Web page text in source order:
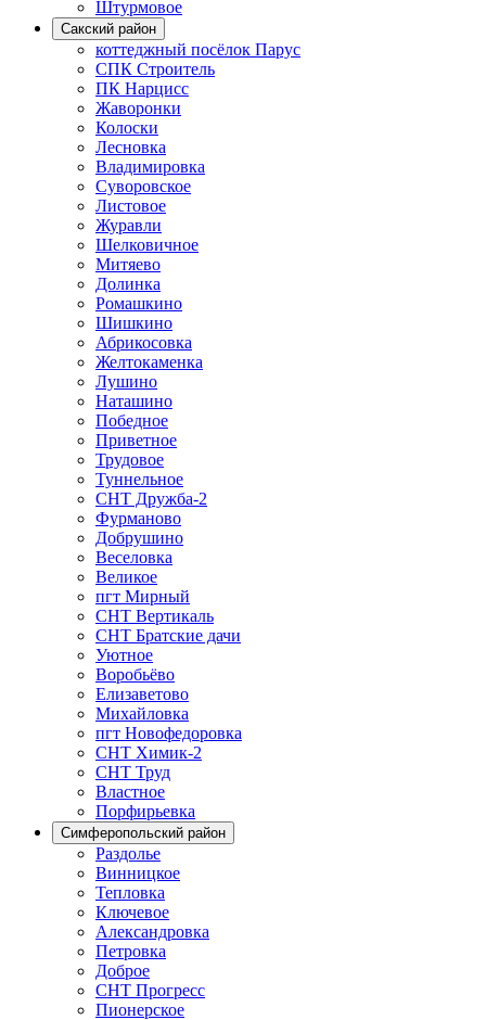
Штурмовое
Сакский район
коттеджный посёлок Парус
СПК Строитель
ПК Нарцисс
Жаворонки
Колоски
Лесновка
Владимировка
Суворовское
Листовое
Журавли
Шелковичное
Митяево
Долинка
Ромашкино
Шишкино
Абрикосовка
Желтокаменка
Лушино
Наташино
Победное
Приветное
Трудовое
Туннельное
СНТ Дружба-2
Фурманово
Добрушино
Веселовка
Великое
пгт Мирный
СНТ Вертикаль
СНТ Братские дачи
Уютное
Воробьёво
Елизаветово
Михайловка
пгт Новофедоровка
СНТ Химик-2
СНТ Труд
Властное
Порфирьевка
Симферопольский район
Раздолье
Винницкое
Тепловка
Ключевое
Александровка
Петровка
Доброе
СНТ Прогресс
Пионерское